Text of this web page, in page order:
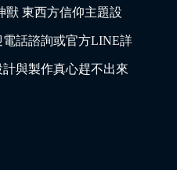
獸 東西方信仰主題設
話諮詢或官方LINE詳
與製作真心趕不出來